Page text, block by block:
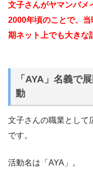
文子さんがヤマンバメ
2000年頃のことで、
期ネット上でも大きな
「AYA」名義で
動
文子さんの職業として
です。
活動名は「AYA」。